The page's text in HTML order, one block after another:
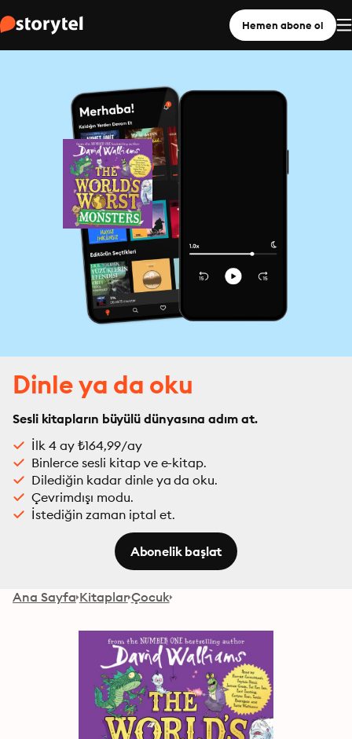
Hemen abone ol
Dinle ya da oku
Sesli kitapların büyülü dünyasına adım at.
İlk 4 ay ₺164,99/ay
Binlerce sesli kitap ve e-kitap.
Dilediğin kadar dinle ya da oku.
Çevrimdışı modu.
İstediğin zaman iptal et.
Abonelik başlat
Ana Sayfa Kitaplar Çocuk